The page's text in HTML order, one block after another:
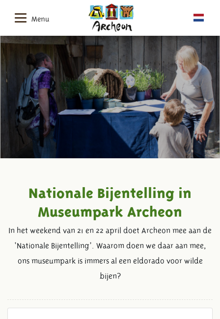
Menu
Nationale Bijentelling in
Museumpark Archeon
In het weekend van 21 en 22 april doet Archeon mee aan de
‘Nationale Bijentelling’. Waarom doen we daar aan mee,
ons museumpark is immers al een eldorado voor wilde
bijen?